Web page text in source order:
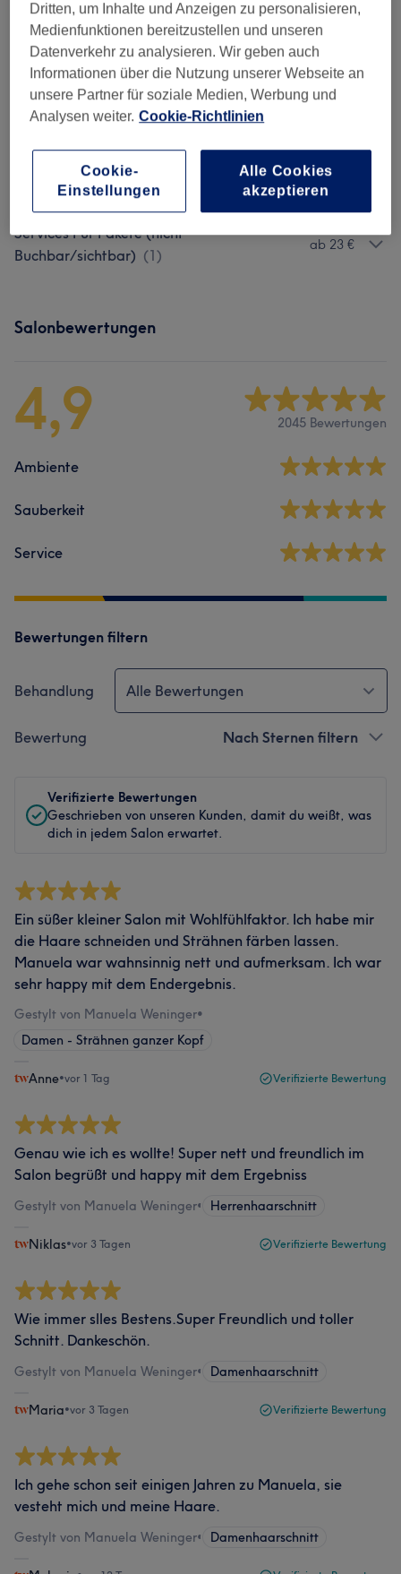
Damen - Haarschnitte & Stylings (5) ab 5 €
Damen - Farbe & Coloration (8) ab 50 €
Herren - Haarschnitte & Stylings (3 ) ab 20 €
Kinder - Haarschnitte & Stylings (2)
Pflege & Extras (6) ab 10 €
Services Für Pakete (nicht
Buchbar/sichtbar) (1)
ab 23 €
Salonbewertungen
4,9 2045 Bewertungen
Ambiente
Sauberkeit
Service
Bewertungen filtern
Behandlung Alle Bewertungen
Bewertung Nach Sternen filtern
Verifizierte Bewertungen
Geschrieben von unseren Kunden, damit du weißt, was
dich in jedem Salon erwartet.
Ein süßer kleiner Salon mit Wohlfühlfaktor. Ich habe mir
die Haare schneiden und Strähnen färben lassen.
Manuela war wahnsinnig nett und aufmerksam. Ich war
sehr happy mit dem Endergebnis.
Gestylt von Manuela Weninger•
Damen - Strähnen ganzer Kopf
Anne•vor 1 Tag Verifizierte Bewertung
Genau wie ich es wollte! Super nett und freundlich im
Salon begrüßt und happy mit dem Ergebniss
Gestylt von Manuela Weninger• Herrenhaarschnitt
Niklas•vor 3 Tagen Verifizierte Bewertung
Wie immer slles Bestens.Super Freundlich und toller
Schnitt. Dankeschön.
Gestylt von Manuela Weninger• Damenhaarschnitt
Maria•vor 3 Tagen Verifizierte Bewertung
Ich gehe schon seit einigen Jahren zu Manuela, sie
vesteht mich und meine Haare.
Gestylt von Manuela Weninger• Damenhaarschnitt
Dritten, um Inhalte und Anzeigen zu personalisieren,
Medienfunktionen bereitzustellen und unseren
Datenverkehr zu analysieren. Wir geben auch
Informationen über die Nutzung unserer Webseite an
unsere Partner für soziale Medien, Werbung und
Analysen weiter. Cookie-Richtlinien
Cookie-
Einstellungen
Alle Cookies
akzeptieren